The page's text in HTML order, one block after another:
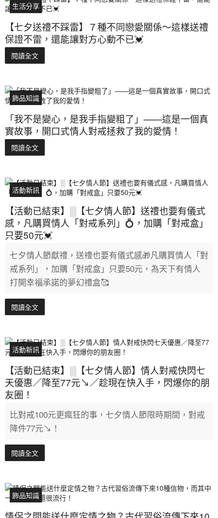
生活分享
【七夕送禮不踩雷】７種不同戀愛關係～這樣送禮
保證不雷，還能讓對方心動不已💓
閱讀全文
飾品知識
「我不是變心，是我手指變粗了」——這是一個真
實故事，開口式情人對戒拯救了我的愛情！
閱讀全文
活動新訊
【活動已結束】░【七夕情人節】送禮也要有儀式
感，凡購買情人「對戒系列」💍，加購「對戒盒」
只要50元💓
七夕情人節獻禮，送禮也要有儀式感🎁凡購買情人「對
戒系列」，加購「對戒盒」只要50元，為天下有情人
打開幸福承諾的夢幻禮盒🥰
閱讀全文
活動新訊
【活動已結束】░【七夕情人節】情人對戒快閃七
天優惠／降至77元↘／趁現在快入手，閃爆你的朋
友圈！
比對戒100元更瘋狂的事，七夕情人節限時期間，對戒
降件77元↘！
閱讀全文
飾品知識